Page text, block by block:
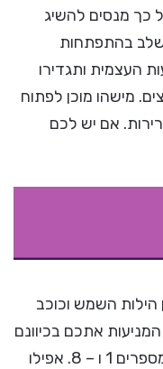
מנסים להשיג
שלב בהתפתחות
העצמית ותגדירו
מישהו מוכן לפתוח
אם יש לכם
הילות השמש וכוכב
המניעות אתכם בכיוונם
של אנשים ומקומות המושפעים מן המספרים 1 ו – 8. אפילו